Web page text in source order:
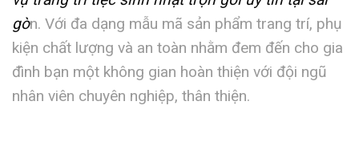
gòn. Với đa dạng mẫu mã sản phẩm trang trí, phụ
kiện chất lượng và an toàn nhằm đem đến cho gia
đình bạn một không gian hoàn thiện với đội ngũ
nhân viên chuyên nghiệp, thân thiện.